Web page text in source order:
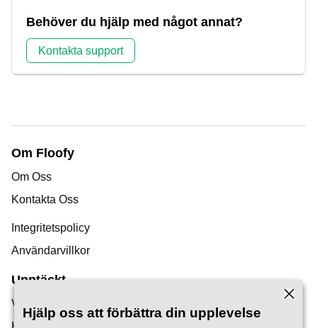
Behöver du hjälp med något annat?
Kontakta support
Om Floofy
Om Oss
Kontakta Oss
Integritetspolicy
Användarvillkor
Upptäckt
Vår Blogg
Hjälp oss att förbättra din upplevelse